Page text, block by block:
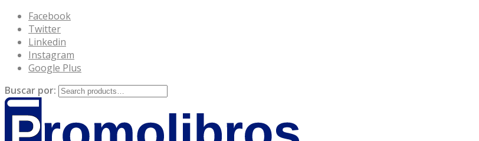
Facebook
Twitter
Linkedin
Instagram
Google Plus
Buscar por: